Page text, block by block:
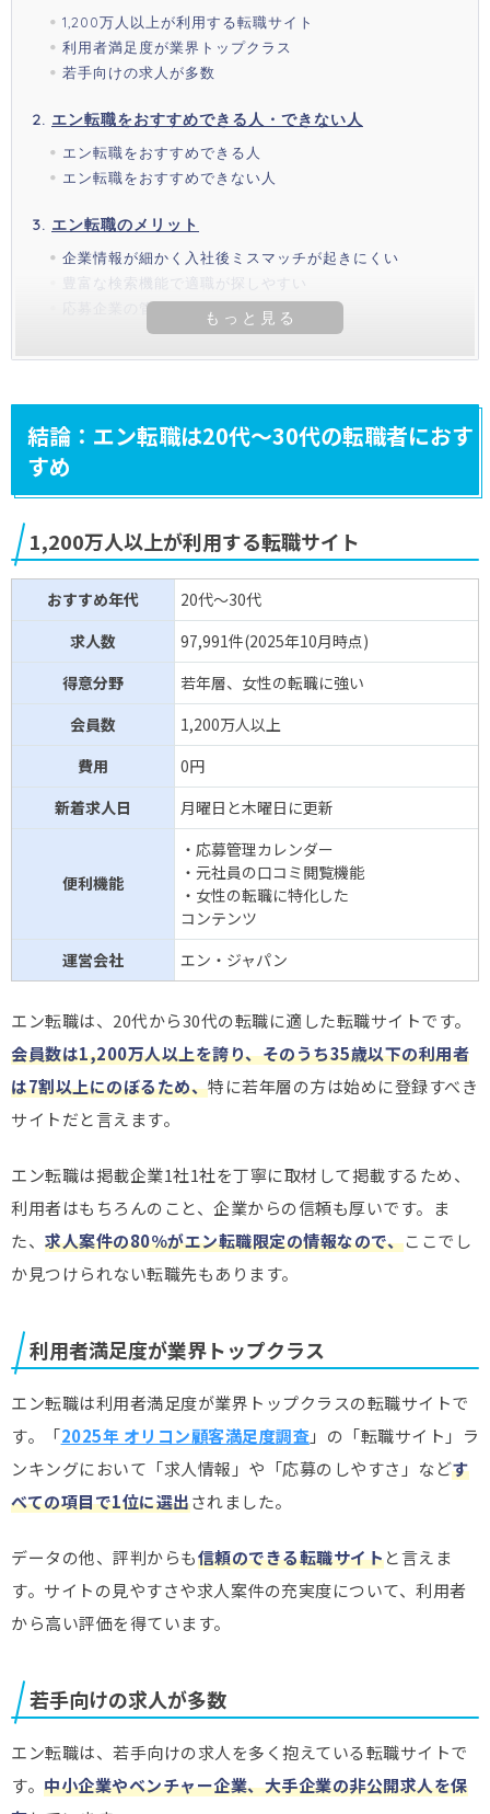
1,200万人以上が利用する転職サイト
利用者満足度が業界トップクラス
若手向けの求人が多数
エン転職をおすすめできる人・できない人
エン転職をおすすめできる人
エン転職をおすすめできない人
エン転職のメリット
企業情報が細かく入社後ミスマッチが起きにくい
豊富な検索機能で適職が探しやすい
応募企業の管理が簡単
結論：エン転職は20代～30代の転職者におす
すめ
1,200万人以上が利用する転職サイト
おすすめ年代
20代～30代
求人数
97,991件(2025年10月時点)
得意分野
若年層、女性の転職に強い
会員数
1,200万人以上
費用
0円
新着求人日
月曜日と木曜日に更新
便利機能
・応募管理カレンダー
・元社員の口コミ閲覧機能
・女性の転職に特化した
コンテンツ
運営会社
エン・ジャパン
エン転職は、20代から30代の転職に適した転職サイトです。
会員数は1,200万人以上を誇り、そのうち35歳以下の利用者
は7割以上にのぼるため、特に若年層の方は始めに登録すべき
サイトだと言えます。
エン転職は掲載企業1社1社を丁寧に取材して掲載するため、
利用者はもちろんのこと、企業からの信頼も厚いです。ま
た、 求人案件の80％がエン転職限定の情報なので、ここでし
か見つけられない転職先もあります。
利用者満足度が業界トップクラス
エン転職は利用者満足度が業界トップクラスの転職サイトで
す。「2025年 オリコン顧客満足度調査」の「転職サイト」ラ
ンキングにおいて「求人情報」や「応募のしやすさ」などす
べての項目で1位に選出されました。
データの他、評判からも信頼のできる転職サイトと言えま
す。サイトの見やすさや求人案件の充実度について、利用者
から高い評価を得ています。
若手向けの求人が多数
エン転職は、若手向けの求人を多く抱えている転職サイトで
す。 中小企業やベンチャー企業、大手企業の非公開求人を保